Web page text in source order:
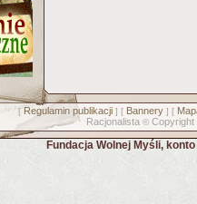
[ Regulamin publikacji] [ Bannery] [
Racjonalista © Copyright
Fundacja Wolnej Myśli,